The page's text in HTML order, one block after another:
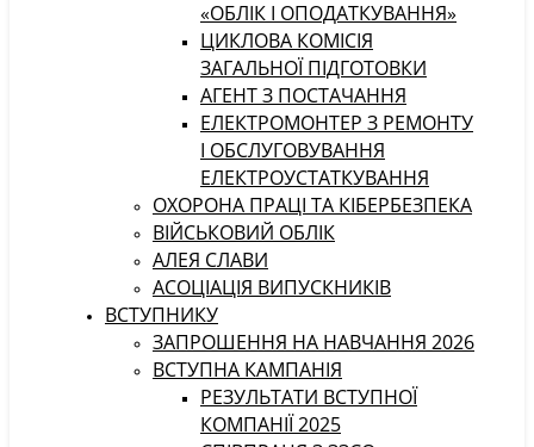
«ОБЛІК І ОПОДАТКУВАННЯ»
ЦИКЛОВА КОМІСІЯ
ЗАГАЛЬНОЇ ПІДГОТОВКИ
АГЕНТ З ПОСТАЧАННЯ
ЕЛЕКТРОМОНТЕР З РЕМОНТУ
І ОБСЛУГОВУВАННЯ
ЕЛЕКТРОУСТАТКУВАННЯ
ОХОРОНА ПРАЦІ ТА КІБЕРБЕЗПЕКА
ВІЙСЬКОВИЙ ОБЛІК
АЛЕЯ СЛАВИ
АСОЦІАЦІЯ ВИПУСКНИКІВ
ВСТУПНИКУ
ЗАПРОШЕННЯ НА НАВЧАННЯ 2026
ВСТУПНА КАМПАНІЯ
РЕЗУЛЬТАТИ ВСТУПНОЇ
КОМПАНІЇ 2025